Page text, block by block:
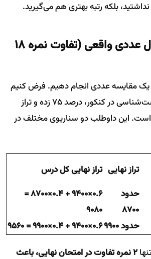
نداشتید، بلکه رتبه بهتری هم می‌گیرید.
۳. تحلیل با مثال عددی واقعی (تفاوت نمره ۱۸
یک مقایسه عددی انجام دهیم. فرض کنیم
داوطلبی در درس زیست‌شناسی در کنکور، درصد ۷۵ زده و تراز
۹۴۰۰ شده است. این داوطلب دو سناریوی مختلف در
تراز نهایی تراز نهایی کل درس
حدود
۸۷۰۰
۰.۶×۹۴۰۰ + ۰.۴×۸۷۰۰ =
۹۰۸۰
حدود ۹۹۰۰ ۰.۶×۹۴۰۰ + ۰.۴×۹۹۰۰ = ۹۵۶۰
۲ نمره تفاوت در امتحان نهایی، باعث